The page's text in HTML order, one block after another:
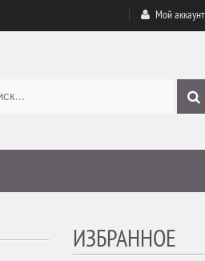
Мой аккаунт
ИЗБРАННОЕ